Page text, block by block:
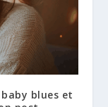
blues et